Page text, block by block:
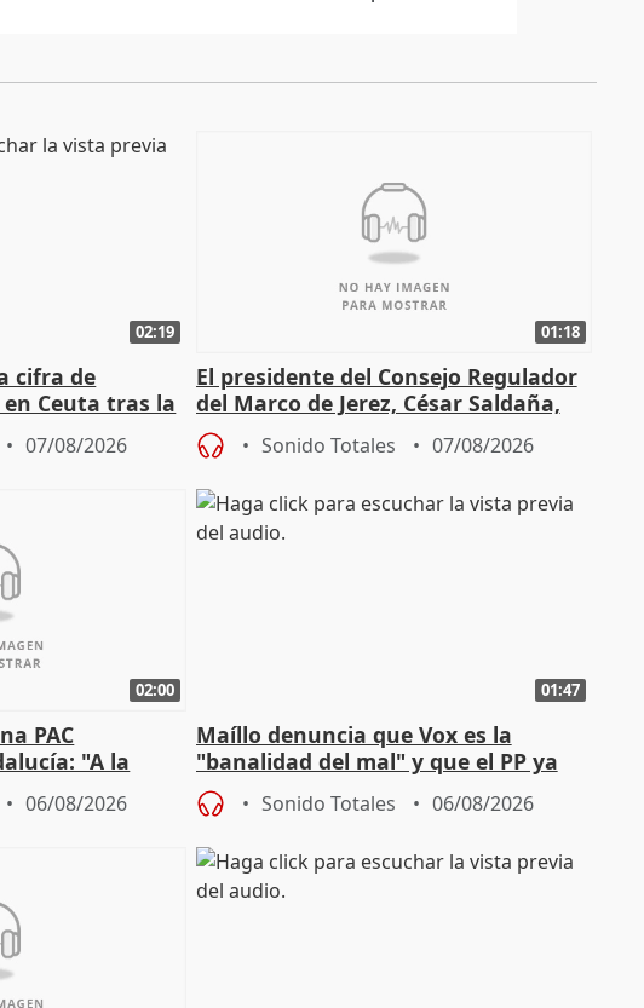
02:19
cifra de
Ceuta tras la
07/08/2026
01:18
El presidente del Consejo Regulador
del Marco de Jerez, César Saldaña,
sobre exportaciones
Sonido Totales 07/08/2026
02:00
PAC
"A la
06/08/2026
01:47
Maíllo denuncia que Vox es la
"banalidad del mal" y que el PP ya
asume todas sus tesis
Sonido Totales 06/08/2026